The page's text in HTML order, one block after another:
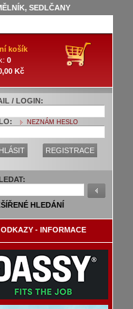
SEDLČANY
košík
0
Kč
/ LOGIN:
NEZNÁM HESLO
REGISTRACE
HLEDÁNÍ
ODKAZY - INFORMACE